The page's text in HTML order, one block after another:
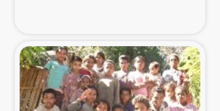
食べる
トルコ・シリア地震被災者支援